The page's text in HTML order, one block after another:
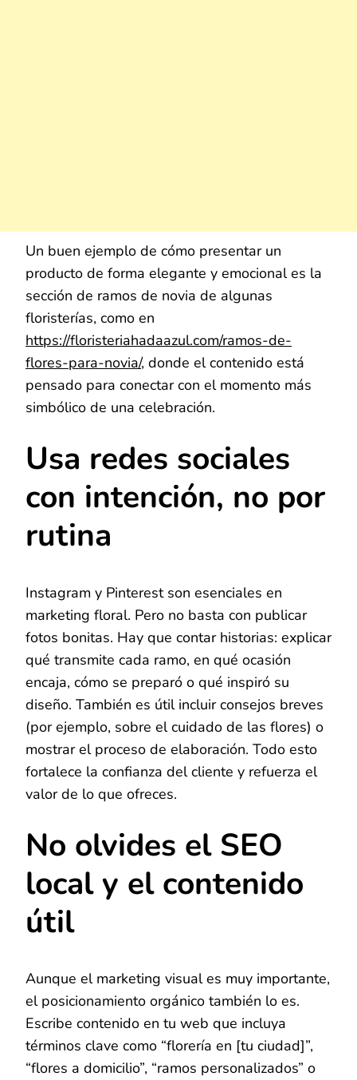
Un buen ejemplo de cómo presentar un
producto de forma elegante y emocional es la
sección de ramos de novia de algunas
floristerías, como en
https://floristeriahadaazul.com/ramos-de-
flores-para-novia/, donde el contenido está
pensado para conectar con el momento más
simbólico de una celebración.
Usa redes sociales
con intención, no por
rutina
Instagram y Pinterest son esenciales en
marketing floral. Pero no basta con publicar
fotos bonitas. Hay que contar historias: explicar
qué transmite cada ramo, en qué ocasión
encaja, cómo se preparó o qué inspiró su
diseño. También es útil incluir consejos breves
(por ejemplo, sobre el cuidado de las flores) o
mostrar el proceso de elaboración. Todo esto
fortalece la confianza del cliente y refuerza el
valor de lo que ofreces.
No olvides el SEO
local y el contenido
útil
Aunque el marketing visual es muy importante,
el posicionamiento orgánico también lo es.
Escribe contenido en tu web que incluya
términos clave como “florería en [tu ciudad]”,
“flores a domicilio”, “ramos personalizados” o